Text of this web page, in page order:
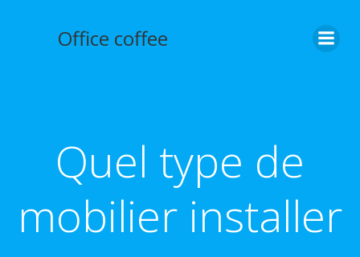
Office coffee
Quel type de
mobilier installer